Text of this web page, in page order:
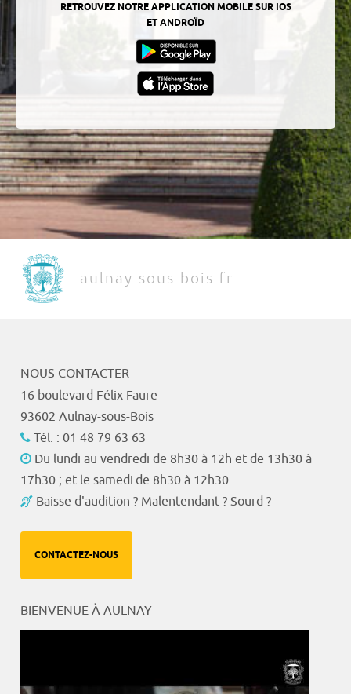
RETROUVEZ NOTRE APPLICATION MOBILE SUR IOS
ET ANDROÏD
aulnay-sous-bois.fr
NOUS CONTACTER
16 boulevard Félix Faure
93602 Aulnay-sous-Bois
Tél. : 01 48 79 63 63
Du lundi au vendredi de 8h30 à 12h et de 13h30 à
17h30 ; et le samedi de 8h30 à 12h30.
Baisse d'audition ? Malentendant ? Sourd ?
CONTACTEZ-NOUS
BIENVENUE À AULNAY